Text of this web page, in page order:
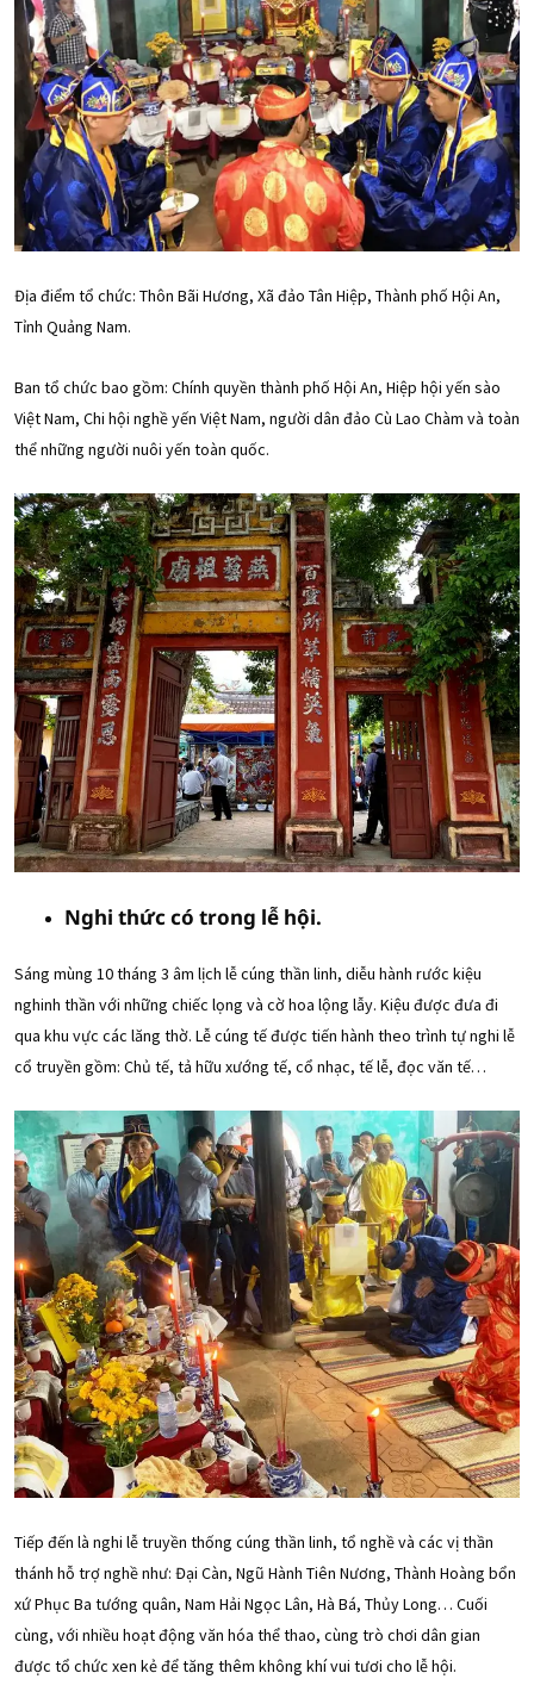
Địa điểm tổ chức: Thôn Bãi Hương, Xã đảo Tân Hiệp, Thành phố Hội An,
Tỉnh Quảng Nam.
Ban tổ chức bao gồm: Chính quyền thành phố Hội An, Hiệp hội yến sào
Việt Nam, Chi hội nghề yến Việt Nam, người dân đảo Cù Lao Chàm và toàn
thể những người nuôi yến toàn quốc.
Nghi thức có trong lễ hội.
Sáng mùng 10 tháng 3 âm lịch lễ cúng thần linh, diễu hành rước kiệu
nghinh thần với những chiếc lọng và cờ hoa lộng lẫy. Kiệu được đưa đi
qua khu vực các lăng thờ. Lễ cúng tế được tiến hành theo trình tự nghi lễ
cổ truyền gồm: Chủ tế, tả hữu xướng tế, cổ nhạc, tế lễ, đọc văn tế…
Tiếp đến là nghi lễ truyền thống cúng thần linh, tổ nghề và các vị thần
thánh hỗ trợ nghề như: Đại Càn, Ngũ Hành Tiên Nương, Thành Hoàng bổn
xứ Phục Ba tướng quân, Nam Hải Ngọc Lân, Hà Bá, Thủy Long… Cuối
cùng, với nhiều hoạt động văn hóa thể thao, cùng trò chơi dân gian
được tổ chức xen kẻ để tăng thêm không khí vui tươi cho lễ hội.